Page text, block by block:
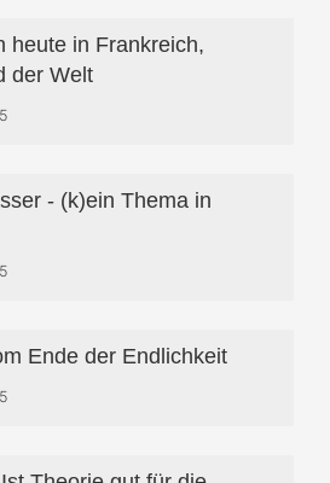
heute in Frankreich,
der Welt
- (k)ein Thema in
Ende der Endlichkeit